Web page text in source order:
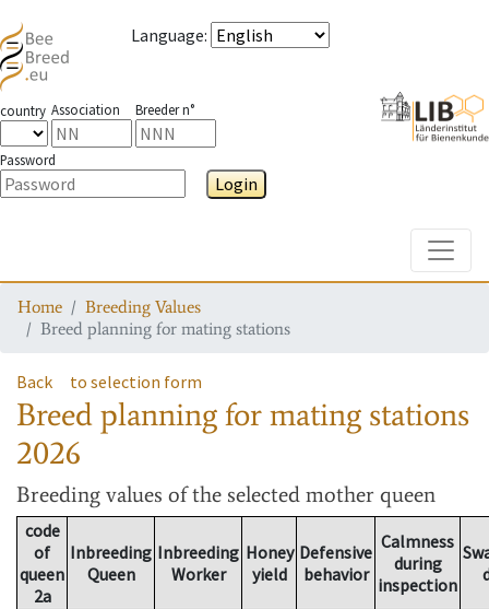
Language:
country Association Breeder n°
Password
Login
Home
Breeding Values
Breed planning for mating stations
Back to selection form
Breed planning for mating stations
2026
Breeding values of the selected mother queen
code
of
queen
2a
Inbreeding
Queen
Inbreeding
Worker
Honey
yield
Defensive
behavior
Calmness
during
inspection